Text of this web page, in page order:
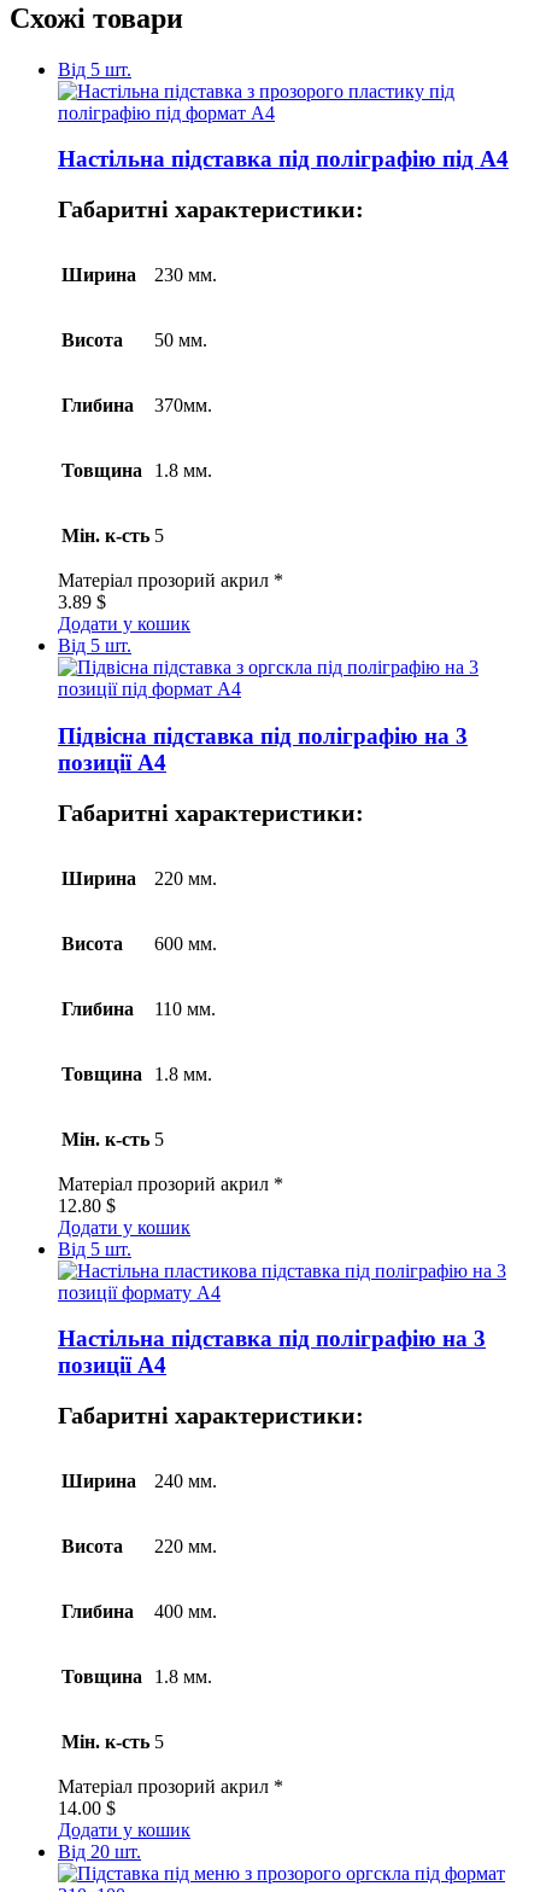
Схожі товари
Від 5 шт.
Настільна підставка під поліграфію під А4
Габаритні характеристики:
Ширина 230 мм.
Висота 50 мм.
Глибина 370мм.
Товщина 1.8 мм.
Мін. к-сть 5
Матеріал прозорий акрил *
3.89 $
Додати у кошик
Від 5 шт.
Підвісна підставка під поліграфію на 3
позиції А4
Габаритні характеристики:
Ширина 220 мм.
Висота 600 мм.
Глибина 110 мм.
Товщина 1.8 мм.
Мін. к-сть 5
Матеріал прозорий акрил *
12.80 $
Додати у кошик
Від 5 шт.
Настільна підставка під поліграфію на 3
позиції А4
Габаритні характеристики:
Ширина 240 мм.
Висота 220 мм.
Глибина 400 мм.
Товщина 1.8 мм.
Мін. к-сть 5
Матеріал прозорий акрил *
14.00 $
Додати у кошик
Від 20 шт.